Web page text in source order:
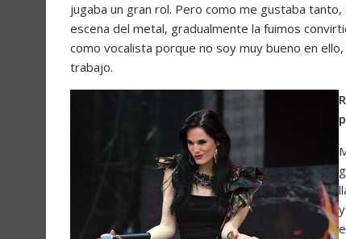
jugaba un gran rol. Pero como me gustaba
escena del metal, gradualmente la fuimos
como vocalista porque no soy muy bueno en
trabajo.